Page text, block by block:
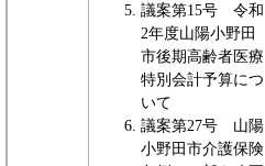
議案第15号 令和
2年度山陽小野田
市後期高齢者医療
特別会計予算につ
いて
議案第27号 山陽
小野田市介護保険